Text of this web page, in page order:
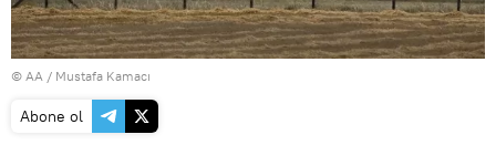
© AA / Mustafa Kamacı
Abone ol